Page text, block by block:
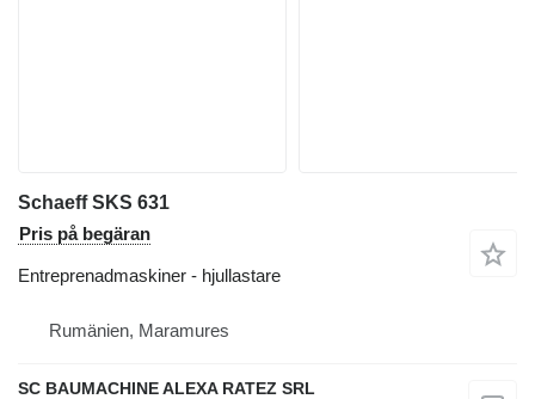
Schaeff SKS 631
Pris på begäran
Entreprenadmaskiner - hjullastare
Rumänien, Maramures
SC BAUMACHINE ALEXA RATEZ SRL